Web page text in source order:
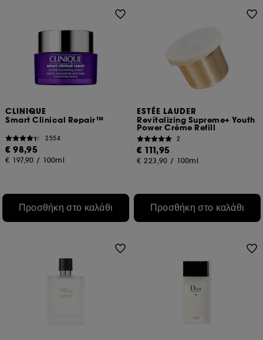
CLINIQUE
Smart Clinical Repair™
2554
€ 98,95
€ 197,90 / 100ml
Προσθήκη στο καλάθι
ESTÉE LAUDER
Revitalizing Supreme+ Youth
Power Crème Refill
2
€ 111,95
€ 223,90 / 100ml
Προσθήκη στο καλάθι